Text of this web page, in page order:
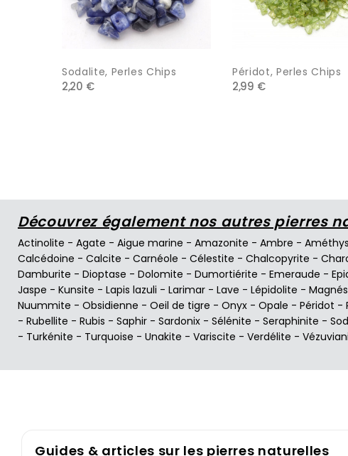
Sodalite, Perles Chips
2,20 €
Péridot, Perles Chips
2,99 €
Découvrez également nos autres pierres
Actinolite - Agate - Aigue marine - Amazonite - Ambre -
Calcédoine - Calcite - Carnéole - Célestite - Chalcopyrite -
Damburite - Dioptase - Dolomite - Dumortiérite - Emeraude -
Jaspe - Kunsite - Lapis lazuli - Larimar - Lave - Lépidolite -
Nuummite - Obsidienne - Oeil de tigre - Onyx - Opale - Péridot -
- Rubellite - Rubis - Saphir - Sardonix - Sélénite - Seraphinite -
- Turkénite - Turquoise - Unakite - Variscite - Verdélite -
Guides & articles sur les pierres naturelles